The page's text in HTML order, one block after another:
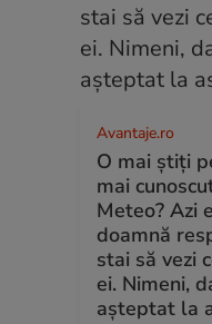
Avantaje.ro
O mai știți
mai
Meteo? Azi
doamnă
stai să vezi
ei. Nimeni,
așteptat la